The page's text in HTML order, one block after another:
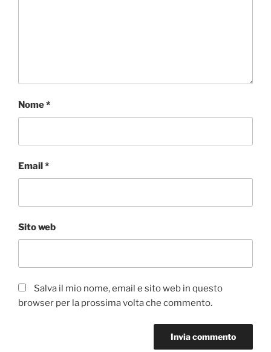
Nome*
Email*
Sito web
Salva il mio nome, email e sito web in questo
browser per la prossima volta che commento.